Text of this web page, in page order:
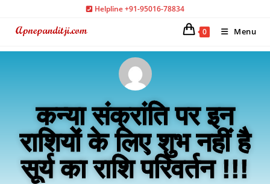
Helpline +91-95016-78834
0 Menu
कन्या संक्रांति पर इन
राशियों के लिए शुभ नहीं है
सूर्य का राशि परिवर्तन !!!